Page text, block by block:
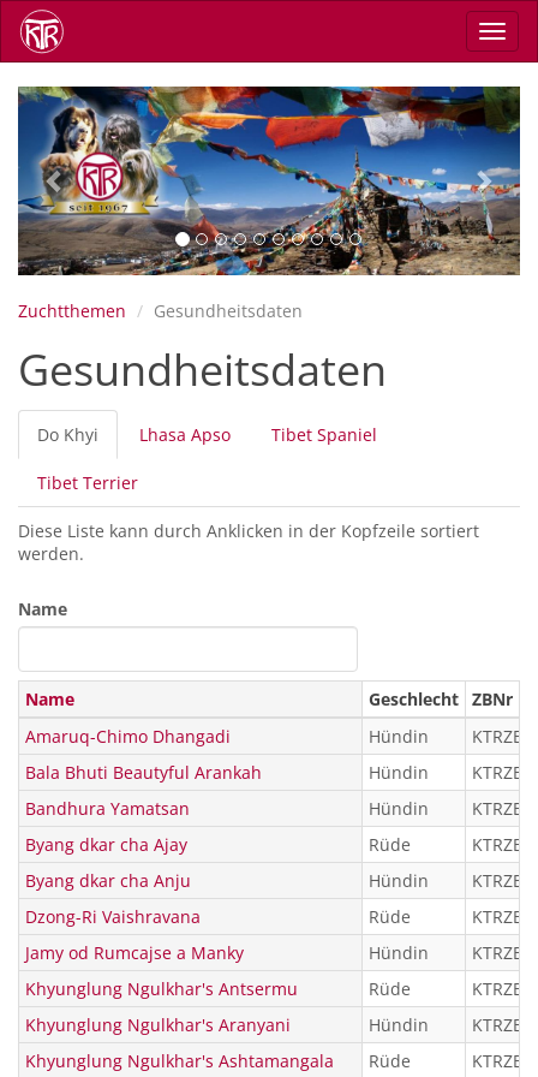
Direkt
zum
Inhalt
Previous Next
Zuchtthemen Gesundheitsdaten
Gesundheitsdaten
Primäre
Reiter
Do Khyi (aktiver
Reiter)
Lhasa Apso Tibet Spaniel
Tibet Terrier
Diese Liste kann durch Anklicken in der Kopfzeile sortiert
werden.
Name
Name Geschlecht ZBNr
Amaruq-Chimo Dhangadi
Hündin
Bala Bhuti Beautyful Arankah
Hündin
Bandhura Yamatsan
Hündin
Byang dkar cha Ajay
Rüde
KTRZB
Byang dkar cha Anju
Hündin
KTRZB
Dzong-Ri Vaishravana
Rüde
KTRZB
Jamy od Rumcajse a Manky
Hündin
Khyunglung Ngulkhar's Antsermu
Rüde
KTRZB
Khyunglung Ngulkhar's Aranyani
Hündin
KTRZB
Khyunglung Ngulkhar's Ashtamangala
Rüde
KTRZB